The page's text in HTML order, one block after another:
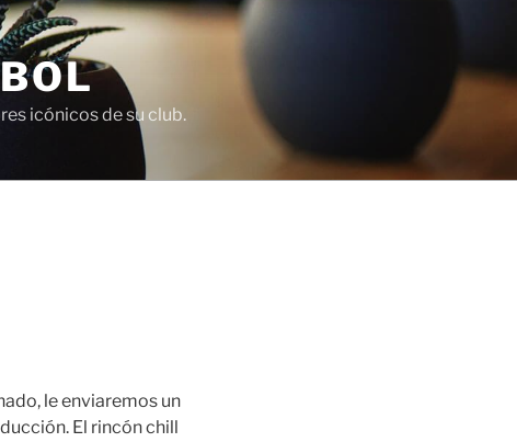
icónicos de su club.
le enviaremos un
El rincón chill